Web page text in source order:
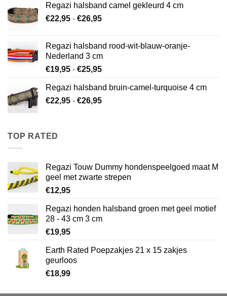
€23,09
Regazi halsband camel gekleurd 4 cm
€22,95 - €26,95Prijsklasse:
€26,95
Regazi halsband rood-wit-blauw-oranje-
Nederland 3 cm
€19,95 - €25,95Prijsklasse:
tot
€25,95
Regazi halsband bruin-camel-turquoise 4 cm
€22,95 - €26,95Prijsklasse:
TOP RATED
Regazi Touw Dummy hondenspeelgoed maat M
geel met zwarte strepen
€12,95
Regazi honden halsband groen met geel motief
28 - 43 cm 3 cm
€19,95
Earth Rated Poepzakjes 21 x 15 zakjes
geurloos
€18,99